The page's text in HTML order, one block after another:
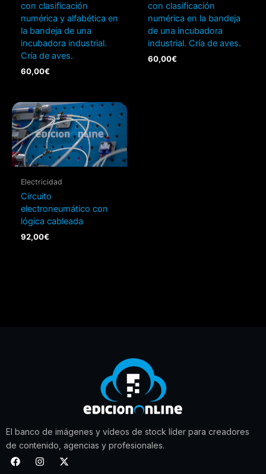
con clasificación
numérica y alfabética en
la bandeja de una
incubadora industrial.
Cría de aves.
60,00€
con clasificación
numérica en la bandeja
de una incubadora
industrial. Cría de aves.
60,00€
Electricidad
Circuito
electroneumático con
lógica cableada
92,00€
El banco de imágenes y vídeos de stock líder para creadores
de contenido, agencias y profesionales.
F
a
I
n
X
-